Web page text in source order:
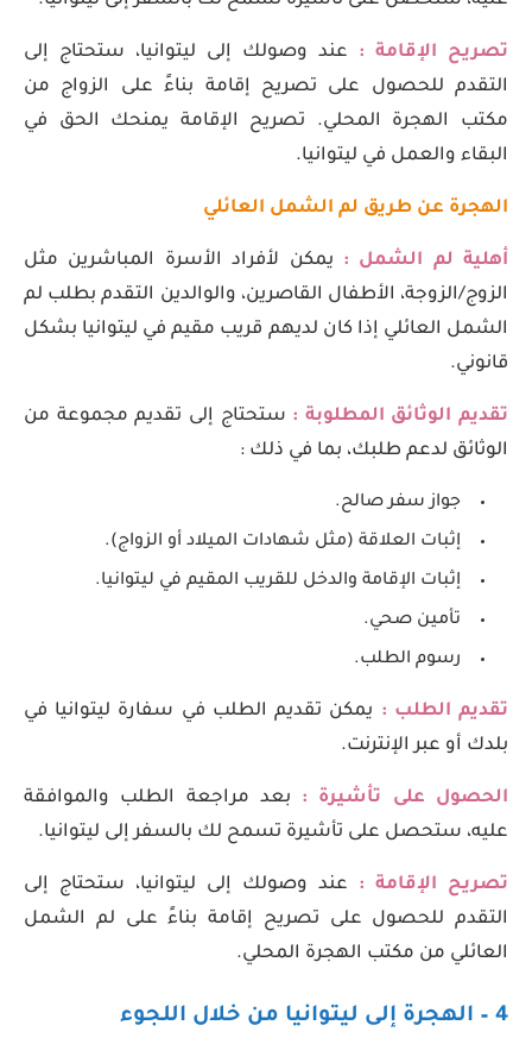
تصريح الإقامة : عند وصولك إلى ليتوانيا، ستحتاج إلى
التقدم للحصول على تصريح إقامة بناءً على الزواج من
مكتب الهجرة المحلي. تصريح الإقامة يمنحك الحق في
البقاء والعمل في ليتوانيا.
الهجرة عن طريق لم الشمل العائلي
أهلية لم الشمل : يمكن لأفراد الأسرة المباشرين مثل
الزوج/الزوجة، الأطفال القاصرين، والوالدين التقدم بطلب لم
الشمل العائلي إذا كان لديهم قريب مقيم في ليتوانيا بشكل
قانوني.
تقديم الوثائق المطلوبة : ستحتاج إلى تقديم مجموعة من
الوثائق لدعم طلبك، بما في ذلك :
جواز سفر صالح.
إثبات العلاقة (مثل شهادات الميلاد أو الزواج).
إثبات الإقامة والدخل للقريب المقيم في ليتوانيا.
تأمين صحي.
رسوم الطلب.
تقديم الطلب : يمكن تقديم الطلب في سفارة ليتوانيا في
بلدك أو عبر الإنترنت.
الحصول على تأشيرة : بعد مراجعة الطلب والموافقة
عليه، ستحصل على تأشيرة تسمح لك بالسفر إلى ليتوانيا.
تصريح الإقامة : عند وصولك إلى ليتوانيا، ستحتاج إلى
التقدم للحصول على تصريح إقامة بناءً على لم الشمل
العائلي من مكتب الهجرة المحلي.
4 – الهجرة إلى ليتوانيا من خلال اللجوء